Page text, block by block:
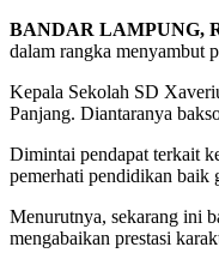
BANDAR LAMPUNG,
dalam rangka menyambut
Kepala Sekolah SD
Panjang. Diantaranya
Dimintai pendapat terkait
pemerhati pendidikan baik
Menurutnya, sekarang ini
mengabaikan prestasi